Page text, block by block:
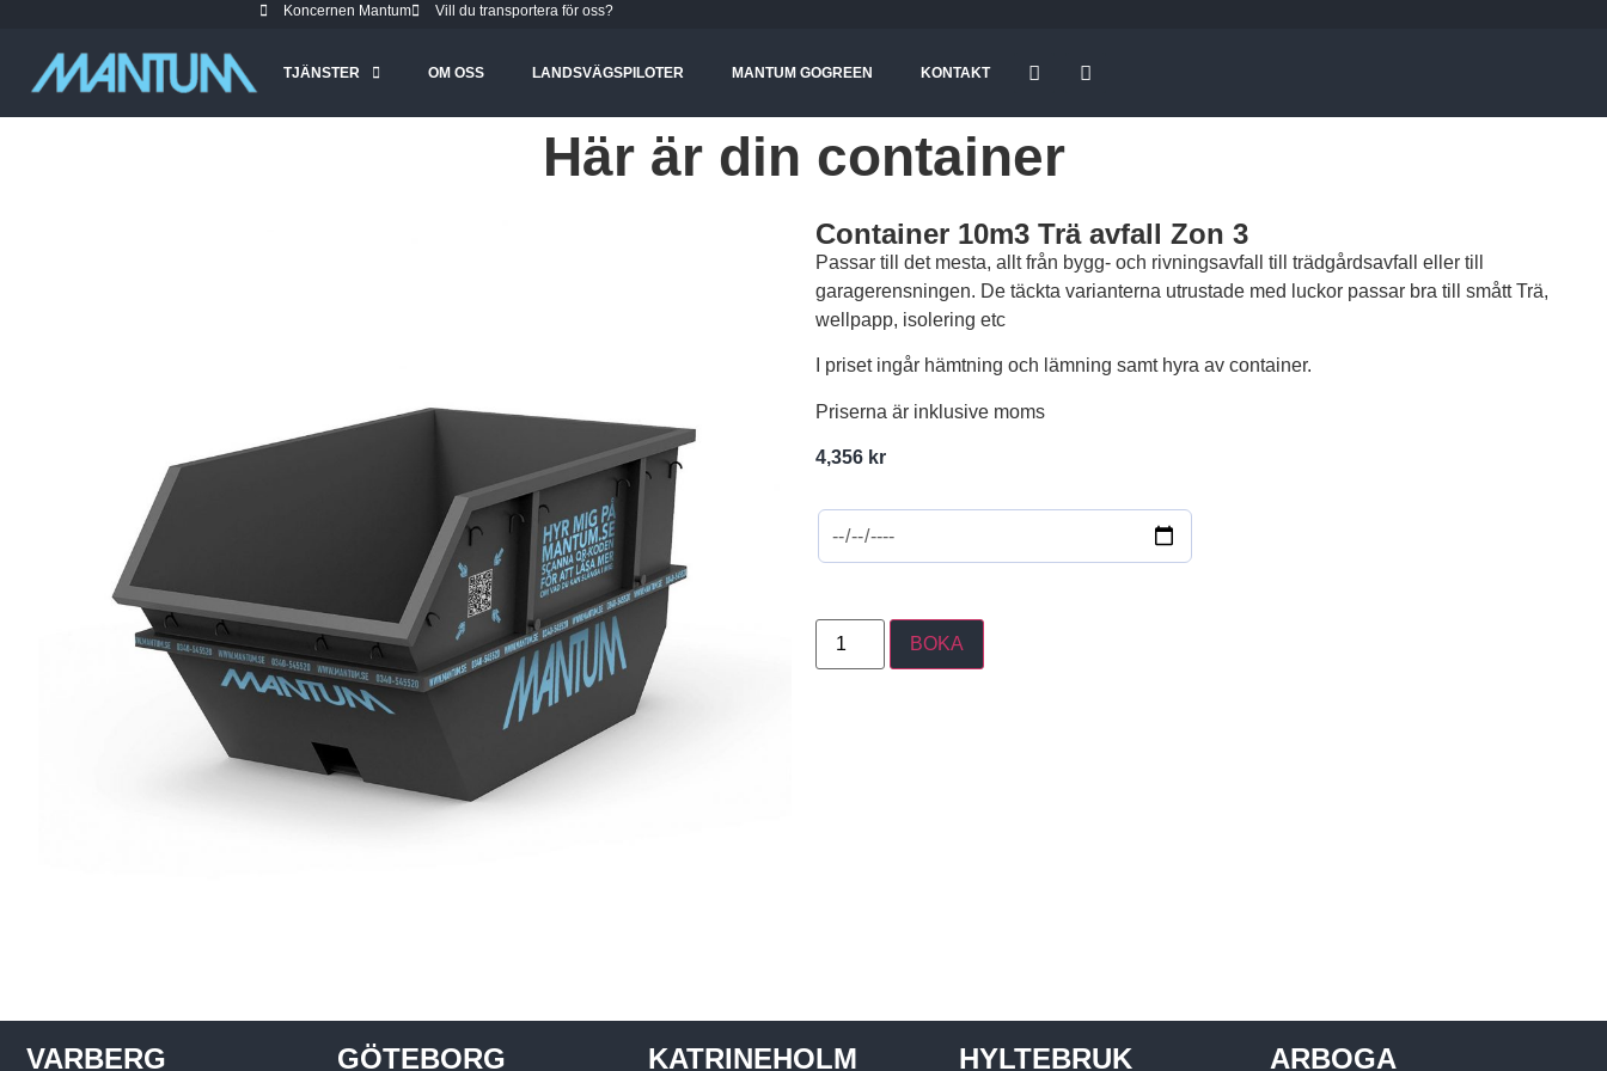
Koncernen Mantum Vill du transportera för oss?
TJÄNSTER OM OSS LANDSVÄGSPILOTER MANTUM GOGREEN KONTAKT
Här är din container
Container 10m3 Trä avfall Zon 3
Passar till det mesta, allt från bygg- och rivningsavfall till trädgårdsavfall eller till
garagerensningen. De täckta varianterna utrustade med luckor passar bra till smått Trä,
wellpapp, isolering etc
I priset ingår hämtning och lämning samt hyra av container.
Priserna är inklusive moms
4,356 kr
BOKA
VARBERG GÖTEBORG KATRINEHOLM HYLTEBRUK ARBOGA